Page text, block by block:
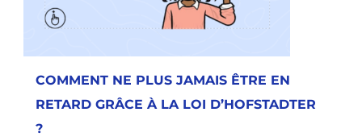
COMMENT NE PLUS JAMAIS ÊTRE EN
RETARD GRÂCE À LA LOI D’HOFSTADTER
?